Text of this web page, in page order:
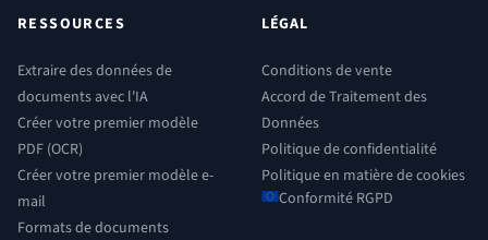
RESSOURCES
Extraire des données de
documents avec l'IA
Créer votre premier modèle
PDF (OCR)
Créer votre premier modèle e-
mail
Formats de documents
LÉGAL
Conditions de vente
Accord de Traitement des
Données
Politique de confidentialité
Politique en matière de cookies
Conformité RGPD